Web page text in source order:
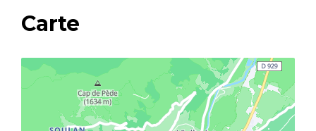
Carte